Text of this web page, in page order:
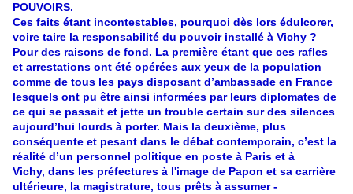
POUVOIRS.
Ces faits étant incontestables, pourquoi dès lors édulcorer,
voire taire la responsabilité du pouvoir installé à Vichy ?
Pour des raisons de fond. La première étant que ces rafles
et arrestations ont été opérées aux yeux de la population
comme de tous les pays disposant d’ambassade en France
lesquels ont pu être ainsi informées par leurs diplomates de
ce qui se passait et jette un trouble certain sur des silences
aujourd’hui lourds à porter. Mais la deuxième, plus
conséquente et pesant dans le débat contemporain, c’est la
réalité d’un personnel politique en poste à Paris et à
Vichy, dans les préfectures à l'image de Papon et sa carrière
ultérieure, la magistrature, tous prêts à assumer -